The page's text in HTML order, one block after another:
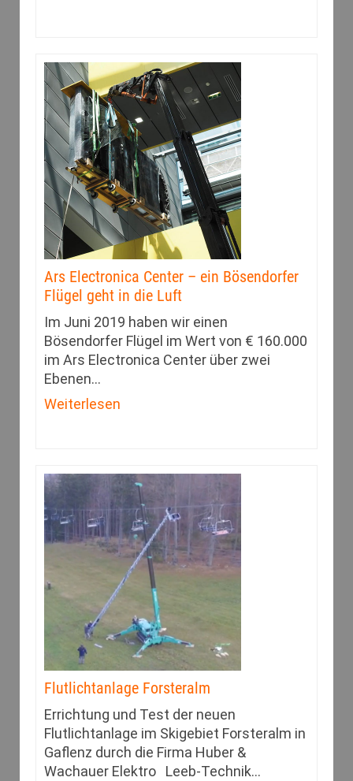
Ars Electronica Center – ein Bösendorfer
Flügel geht in die Luft
Im Juni 2019 haben wir einen
Bösendorfer Flügel im Wert von € 160.000
im Ars Electronica Center über zwei
Ebenen…
Weiterlesen
Flutlichtanlage Forsteralm
Errichtung und Test der neuen
Flutlichtanlage im Skigebiet Forsteralm in
Gaflenz durch die Firma Huber &
Wachauer Elektro Leeb-Technik…